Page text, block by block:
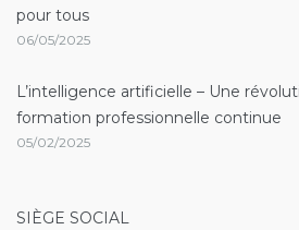
pour tous
06/05/2025
L’intelligence artificielle – Une
formation professionnelle continue
05/02/2025
SIÈGE SOCIAL